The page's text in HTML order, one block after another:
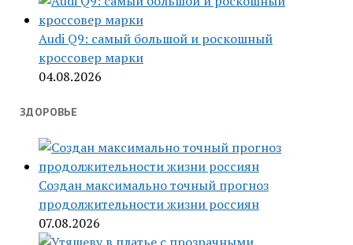
Audi Q9: самый большой и роскошный
кроссовер марки
04.08.2026
ЗДОРОВЬЕ
Создан максимально точный прогноз
продолжительности жизни россиян
07.08.2026